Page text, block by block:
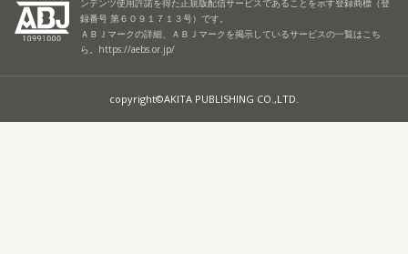
ンテンツ使用許諾を得た正規版配信サービスであることを示す登録商標（登
録番号 第６０９１７１３号）です。
ＡＢＪマークの詳細、ＡＢＪマークを掲示しているサービスの一覧はこち
ら。 https://aebs.or.jp/
copyright©AKITA PUBLISHING CO.,LTD.